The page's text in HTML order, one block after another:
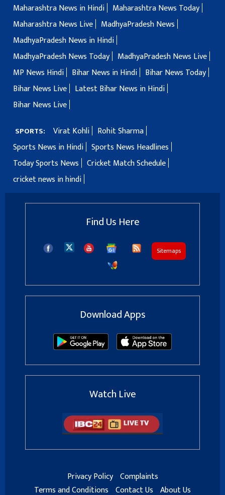
Maharashtra News in Hindi
Maharashtra News Today
Maharashtra News Live
MadhyaPradesh News
MadhyaPradesh News in Hindi
MadhyaPradesh News Today
MadhyaPradesh News Live
MP News Hindi
Bihar News in Hindi
Bihar News Today
Bihar News Live
Latest Bihar News in Hindi
Bihar News Live
SPORTS: Virat Kohli
Rohit Sharma
Sports News in Hindi Sports News Headlines
Today Sports News
Cricket Match Schedule
cricket news in hindi
Find Us Here
Sitemaps
Download Apps
Watch Live
Privacy Policy Complaints
Terms and Conditions Contact Us About Us